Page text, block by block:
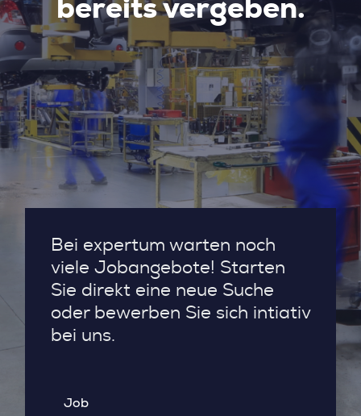
bereits vergeben.
Bei expertum warten noch
viele Jobangebote! Starten
Sie direkt eine neue Suche
oder bewerben Sie sich intiativ
bei uns.